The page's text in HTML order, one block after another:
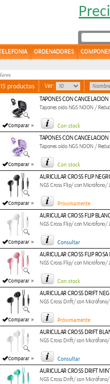
ORDENADORES
15 productos Ver:
Comparar »
TAPONES CON
Tapones oído NGS NOON /
Con stock
Comparar »
TAPONES CON
Tapones oído NGS NOON /
Con stock
Comparar »
AURICULAR CROSS FLIP
NGS Cross Flip/ con Micrófono/
Próximamente
Comparar »
AURICULAR CROSS FLIP
NGS Cross Flip/ con Micrófono/
Consultar
Comparar »
AURICULAR CROSS FLIP ROSA
NGS Cross Flip/ con Micrófono/
Con stock
Comparar »
AURICULAR CROSS DRIFT
NGS Cross Drift/ con Micrófono/
Próximamente
Comparar »
AURICULAR CROSS DRIFT
NGS Cross Drift/ con Micrófono/
Consultar
AURICULAR CROSS DRIFT
NGS Cross Drift/ con Micrófono/